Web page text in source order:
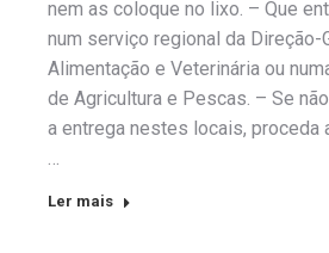
nem as coloque no lixo. – Que
num serviço regional da Direção-
Alimentação e Veterinária ou
de Agricultura e Pescas. – Se
a entrega nestes locais, proceda
…
Ler mais